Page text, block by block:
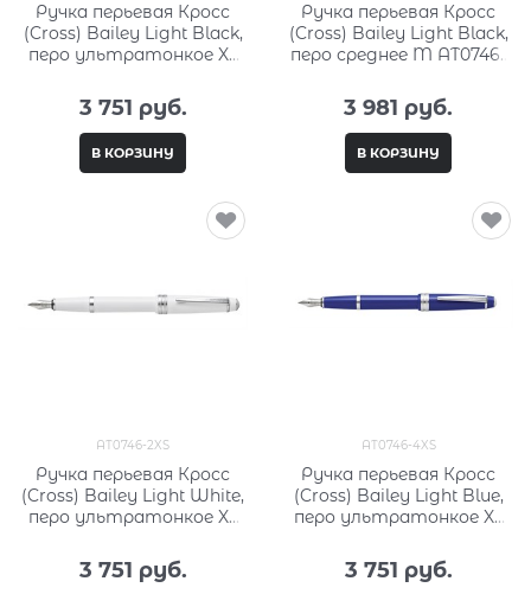
Ручка перьевая Кросс
(Cross) Bailey Light Black,
перо ультратонкое XF
3 751 руб.
В КОРЗИНУ
Ручка перьевая Кросс
(Cross) Bailey Light Black,
перо среднее M AT0746-
3 981 руб.
В КОРЗИНУ
AT0746-2XS
Ручка перьевая Кросс
(Cross) Bailey Light White,
перо ультратонкое XF
3 751 руб.
AT0746-4XS
Ручка перьевая Кросс
(Cross) Bailey Light Blue,
перо ультратонкое XF
3 751 руб.